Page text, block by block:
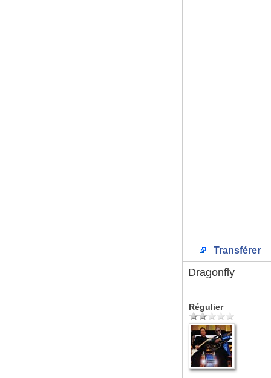
Transférer
Dragonfly
Régulier